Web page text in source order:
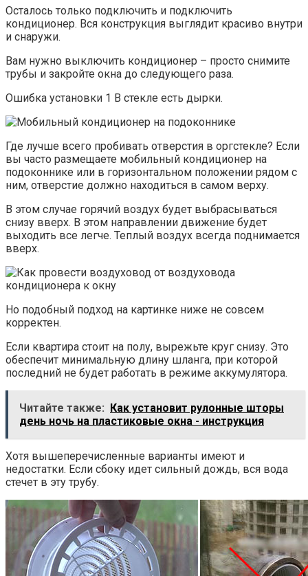
Осталось только подключить и подключить
кондиционер. Вся конструкция выглядит красиво внутри
и снаружи.
Вам нужно выключить кондиционер – просто снимите
трубы и закройте окна до следующего раза.
Ошибка установки 1 В стекле есть дырки.
Где лучше всего пробивать отверстия в оргстекле? Если
вы часто размещаете мобильный кондиционер на
подоконнике или в горизонтальном положении рядом с
ним, отверстие должно находиться в самом верху.
В этом случае горячий воздух будет выбрасываться
снизу вверх. В этом направлении движение будет
выходить все легче. Теплый воздух всегда поднимается
вверх.
Но подобный подход на картинке ниже не совсем
корректен.
Если квартира стоит на полу, вырежьте круг снизу. Это
обеспечит минимальную длину шланга, при которой
последний не будет работать в режиме аккумулятора.
Читайте также: Как установит рулонные шторы
день ночь на пластиковые окна - инструкция
Хотя вышеперечисленные варианты имеют и
недостатки. Если сбоку идет сильный дождь, вся вода
стечет в эту трубу.